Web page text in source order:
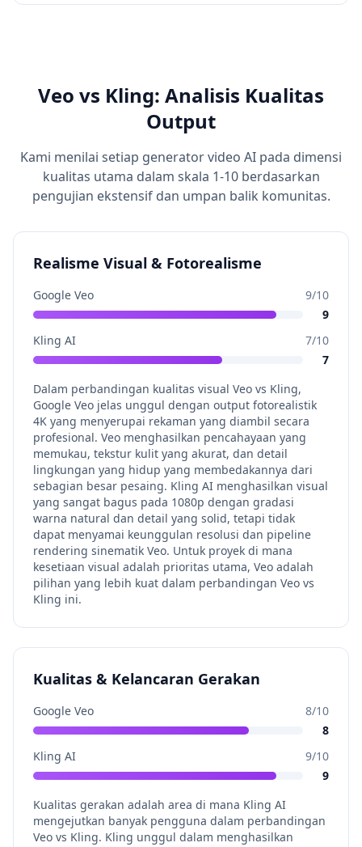
Veo vs Kling: Analisis Kualitas
Output
Kami menilai setiap generator video AI pada dimensi
kualitas utama dalam skala 1-10 berdasarkan
pengujian ekstensif dan umpan balik komunitas.
Realisme Visual & Fotorealisme
Google Veo 9/10
9
Kling AI
7/10
7
Dalam perbandingan kualitas visual Veo vs Kling,
Google Veo jelas unggul dengan output fotorealistik
4K yang menyerupai rekaman yang diambil secara
profesional. Veo menghasilkan pencahayaan yang
memukau, tekstur kulit yang akurat, dan detail
lingkungan yang hidup yang membedakannya dari
sebagian besar pesaing. Kling AI menghasilkan visual
yang sangat bagus pada 1080p dengan gradasi
warna natural dan detail yang solid, tetapi tidak
dapat menyamai keunggulan resolusi dan pipeline
rendering sinematik Veo. Untuk proyek di mana
kesetiaan visual adalah prioritas utama, Veo adalah
pilihan yang lebih kuat dalam perbandingan Veo vs
Kling ini.
Kualitas & Kelancaran Gerakan
Google Veo 8/10
8
Kling AI
9/10
9
Kualitas gerakan adalah area di mana Kling AI
mengejutkan banyak pengguna dalam perbandingan
Veo vs Kling. Kling unggul dalam menghasilkan